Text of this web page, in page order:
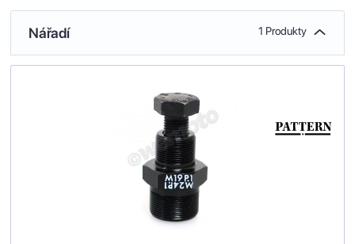
Nářadí 1 Produkty